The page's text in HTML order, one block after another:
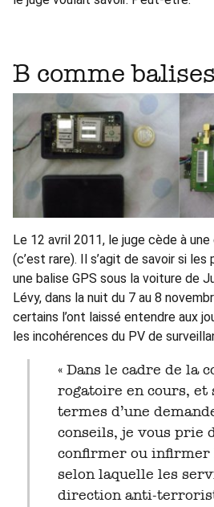
B comme balises
Le 12 avril 2011, le juge cède à
(c’est rare). Il s’agit de savoir si
une balise GPS sous la voiture de
Lévy, dans la nuit du 7 au 8
certains l’ont laissé entendre aux
les incohérences du PV de
« Dans le cadre de la
rogatoire en cours, et
termes d’une
conseils, je vous prie
confirmer ou infirmer
selon laquelle les
direction anti-